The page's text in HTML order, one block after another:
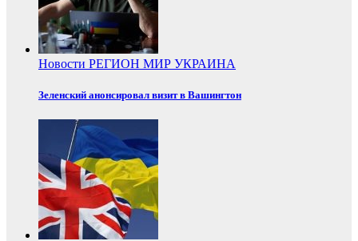
Новости РЕГИОН МИР УКРАИНА
Зеленский анонсировал визит в Вашингтон